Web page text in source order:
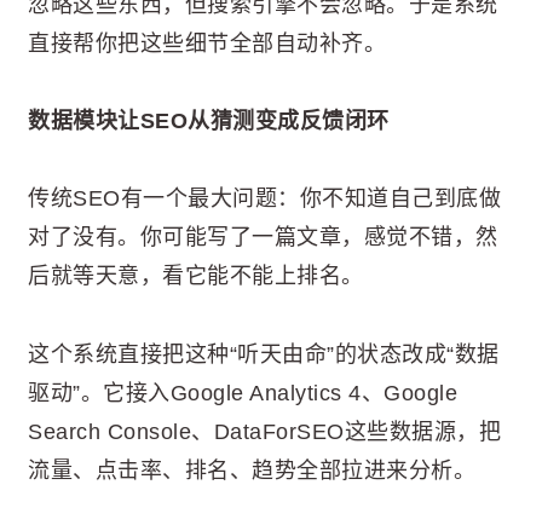
直接帮你把这些细节全部自动补齐。
数据模块让SEO从猜测变成反馈闭环
传统SEO有一个最大问题：你不知道自己到底做
对了没有。你可能写了一篇文章，感觉不错，然
后就等天意，看它能不能上排名。
这个系统直接把这种“听天由命”的状态改成“数据
驱动”。它接入Google Analytics 4、Google
Search Console、DataForSEO这些数据源，把
流量、点击率、排名、趋势全部拉进来分析。